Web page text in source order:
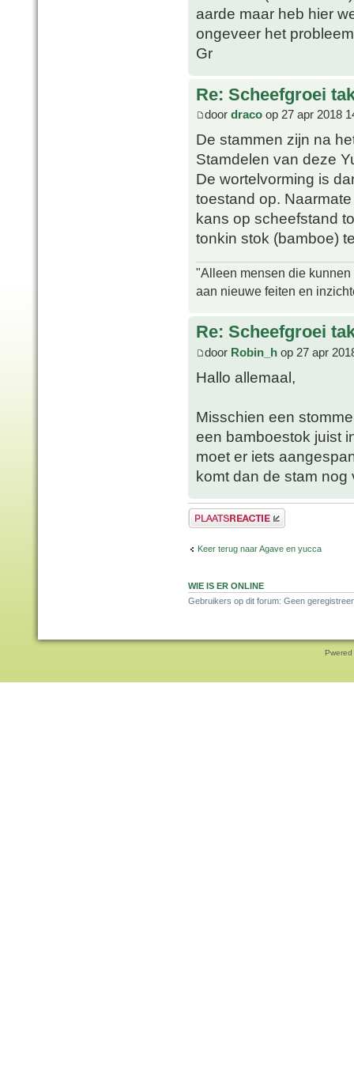
aarde maar heb hier
ongeveer het
Gr
Re: Scheefgroei
door draco op 27 apr 2018
De stammen zijn na
Stamdelen van deze
De wortelvorming is
toestand op.
kans op scheefstand
tonkin stok (bamboe)
"Alleen mensen die
aan nieuwe feiten en
Re: Scheefgroei
door Robin_h op 27 apr
Hallo allemaal,
Misschien een
een bamboestok juist
moet er iets
komt dan de stam
Plaats een reactie
Keer terug naar Agave en yucca
WIE IS ER ONLINE
Gebruikers op dit forum: Geen